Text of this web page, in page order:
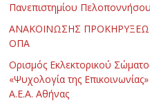
Πανεπιστημίου Πελοποννήσου
ΑΝΑΚΟΙΝΩΣΗΣ
ΟΠΑ
Ορισμός Εκλεκτορικού
«Ψυχολογία της
Α.Ε.Α. Αθήνας